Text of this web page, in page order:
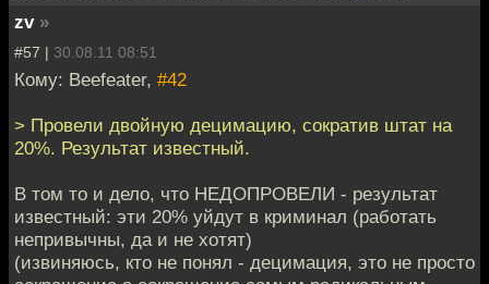
zv »
#57 | 30.08.11 08:51
Кому: Beefeater, #42
> Провели двойную децимацию, сократив штат на
20%. Результат известный.
В том то и дело, что НЕДОПРОВЕЛИ - результат
известный: эти 20% уйдут в криминал (работать
непривычны, да и не хотят)
(извиняюсь, кто не понял - децимация, это не просто